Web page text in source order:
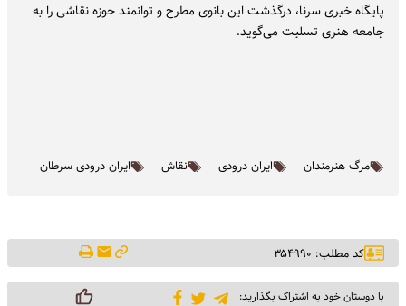
پایگاه خبری سرنا، درگذشت این بانوی مطرح و توانمند حوزه نقاشی را به
جامعه هنری تسلیت می‌گوید.
مرگ هنرمندان ایران درودی نقاش ایران درودی سرطان
کد مطلب: ۳۵۴۹۹۰
با دوستان خود به اشتراک بگذارید: